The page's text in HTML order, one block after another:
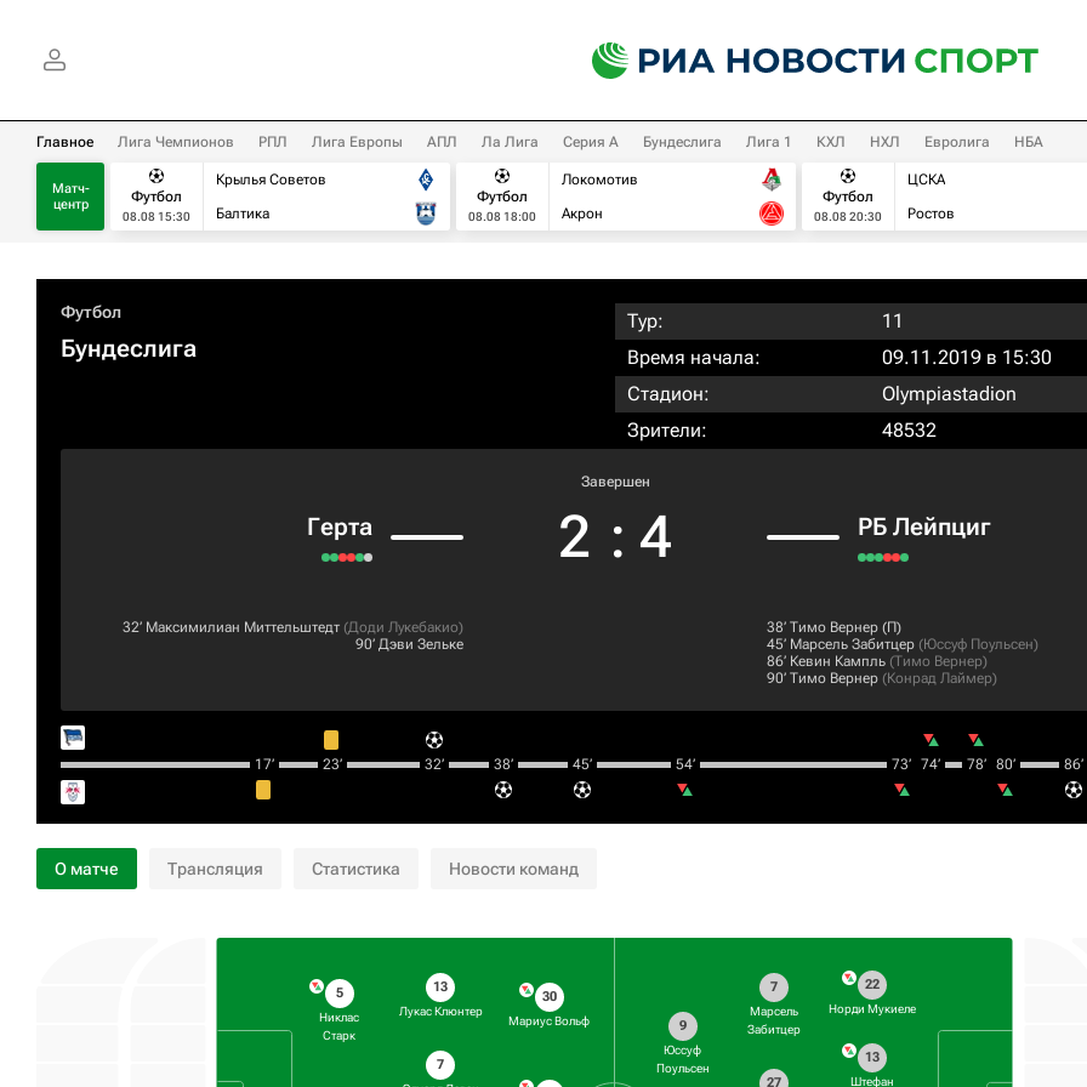
Главное Лига Чемпионов РПЛ Лига Европы АПЛ Ла Лига Серия А Бундеслига Лига 1 КХЛ НХЛ Евролига НБА
Матч-
центр
Футбол
08.08 15:30
Крылья Советов
Балтика
Футбол
08.08 18:00
Локомотив
Акрон
Футбол
08.08 20:30
ЦСКА
Ростов
Футбол
Бундеслига
Тур:
11
Время начала:
09.11.2019 в 15:30
Стадион:
Olympiastadion
Зрители:
48532
Герта
Завершен
2 : 4 РБ Лейпциг
32‎’‎ Максимилиан Миттельштедт (Доди Лукебакио)
90‎’‎ Дэви Зельке
38‎’‎ Тимо Вернер (П)
45‎’‎ Марсель Забитцер (Юссуф Поульсен)
86‎’‎ Кевин Кампль (Тимо Вернер)
90‎’‎ Тимо Вернер (Конрад Лаймер)
17‎’‎ 23‎’‎ 32‎’‎ 38‎’‎ 45‎’‎ 54‎’‎ 73‎’‎ 74‎’‎ 78‎’‎ 80‎’‎ 86‎’‎
О матче Трансляция Статистика Новости команд
5
Никлас
Старк
13
Лукас Клюнтер
7
30
Мариус Вольф
22
Норди Мукиеле
13
Штефан
7
Марсель
Забитцер
27
9
Юссуф
Поульсен